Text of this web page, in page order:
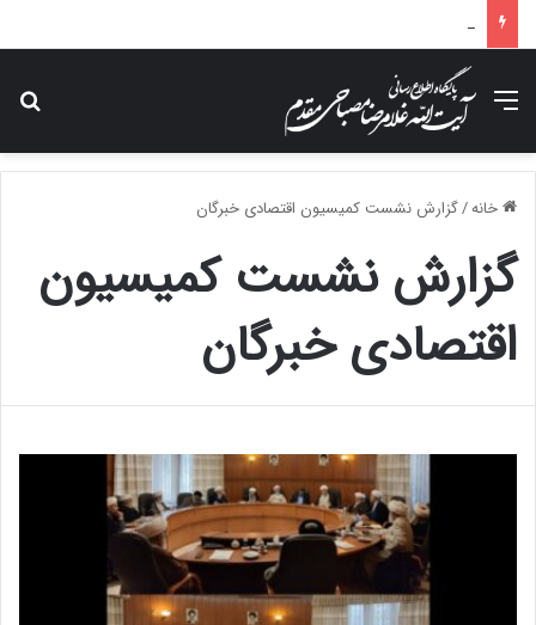
منو
خانه/گزارش نشست کمیسیون اقتصادی خبرگان
گزارش نشست کمیسیون
اقتصادی خبرگان